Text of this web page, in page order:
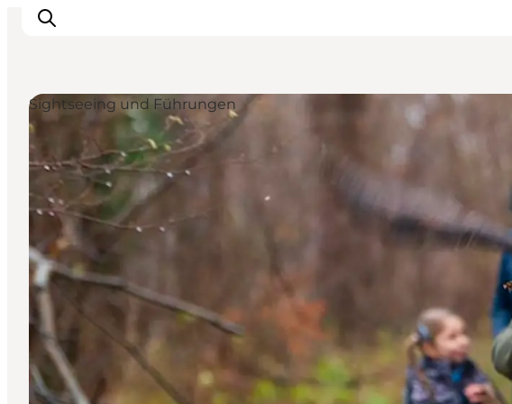
Erleben
Eventkalender
Essen und Trinken
Unterkünfte
Erlebnisbuchung
Für Kinder
Sightseeing und Führungen